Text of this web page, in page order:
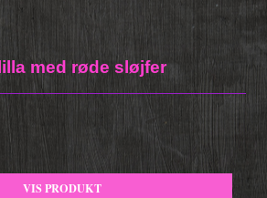
med røde sløjfer
VIS PRODUKT